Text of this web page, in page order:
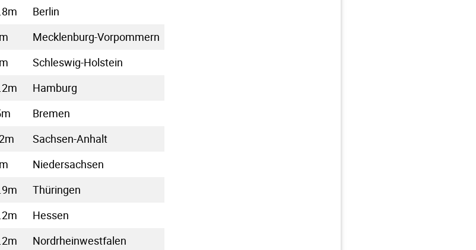
Berlin
Mecklenburg-Vorpommern
Schleswig-Holstein
Hamburg
Bremen
Sachsen-Anhalt
Niedersachsen
Thüringen
Hessen
Nordrheinwestfalen